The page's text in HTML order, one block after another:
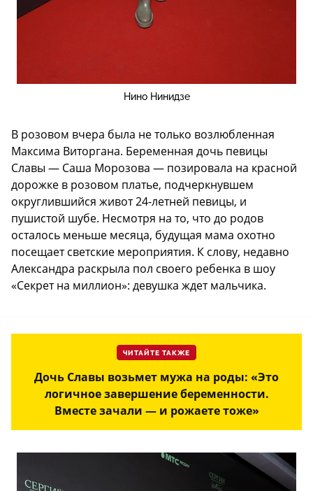
Нино Нинидзе
В розовом вчера была не только возлюбленная
Максима Виторгана. Беременная дочь певицы
Славы — Саша Морозова — позировала на красной
дорожке в розовом платье, подчеркнувшем
округлившийся живот 24-летней певицы, и
пушистой шубе. Несмотря на то, что до родов
осталось меньше месяца, будущая мама охотно
посещает светские мероприятия. К слову, недавно
Александра раскрыла пол своего ребенка в шоу
«Секрет на миллион»: девушка ждет мальчика.
ЧИТАЙТЕ ТАКЖЕ
Дочь Славы возьмет мужа на роды: «Это
логичное завершение беременности.
Вместе зачали — и рожаете тоже»